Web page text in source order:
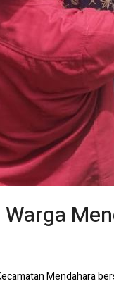
Mendahara